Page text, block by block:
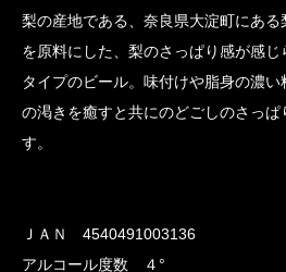
梨の産地である、奈良県大淀町にあ
を原料にした、梨のさっぱり感が感
タイプのビール。味付けや脂身の濃
の渇きを癒すと共にのどごしのさっぱ
す。
ＪＡＮ 4540491003136
アルコール度数 ４°